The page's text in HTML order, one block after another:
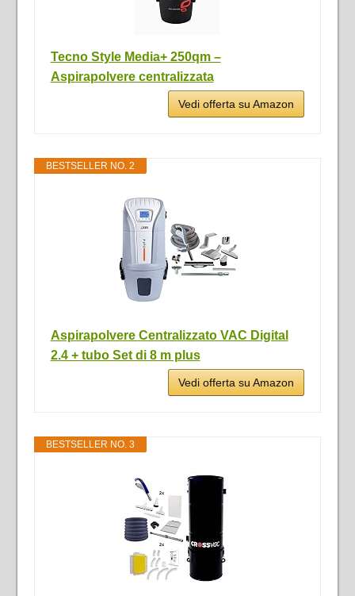
Tecno Style Media+ 250qm –
Aspirapolvere centralizzata
Vedi offerta su Amazon
BESTSELLER NO. 2
Aspirapolvere Centralizzato VAC Digital
2.4 + tubo Set di 8 m plus
Vedi offerta su Amazon
BESTSELLER NO. 3